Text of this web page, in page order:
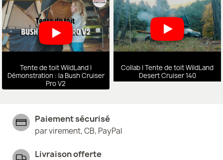
Tente de toit WildLand |
Démonstration : la Bush Cruiser
Pro V2
Collab | Tente de toit WildLand
Desert Cruiser 140
Paiement sécurisé
par virement, CB, PayPal
Livraison offerte